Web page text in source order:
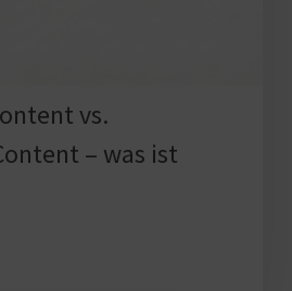
vs.
– was ist